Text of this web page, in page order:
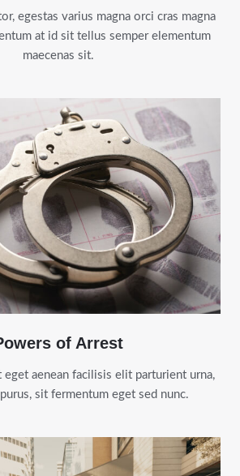
egestas varius magna orci cras magna
at id sit tellus semper elementum
maecenas sit.
of Arrest
eget aenean facilisis elit parturient urna,
sit fermentum eget sed nunc.